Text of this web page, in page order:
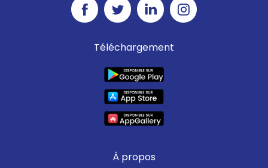
Téléchargement
À propos